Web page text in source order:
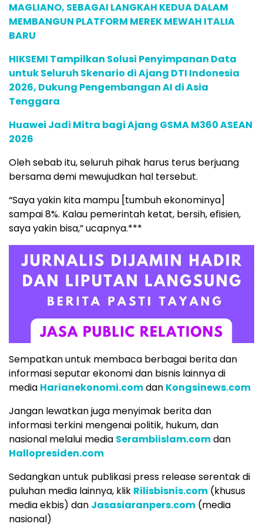
MAGLIANO, SEBAGAI LANGKAH KEDUA DALAM
MEMBANGUN PLATFORM MEREK MEWAH ITALIA
BARU
HIKSEMI Tampilkan Solusi Penyimpanan Data
untuk Seluruh Skenario di Ajang DTI Indonesia
2026, Dukung Pengembangan AI di Asia
Tenggara
Huawei Jadi Mitra bagi Ajang GSMA M360 ASEAN
2026
Oleh sebab itu, seluruh pihak harus terus berjuang
bersama demi mewujudkan hal tersebut.
“Saya yakin kita mampu [tumbuh ekonominya]
sampai 8%. Kalau pemerintah ketat, bersih, efisien,
saya yakin bisa,” ucapnya.***
Sempatkan untuk membaca berbagai berita dan
informasi seputar ekonomi dan bisnis lainnya di
media Harianekonomi.comdan Kongsinews.com
Jangan lewatkan juga menyimak berita dan
informasi terkini mengenai politik, hukum, dan
nasional melalui media Serambiislam.comdan
Hallopresiden.com
Sedangkan untuk publikasi press release serentak di
puluhan media lainnya, klik Rilisbisnis.com (khusus
media ekbis) dan Jasasiaranpers.com (media
nasional)